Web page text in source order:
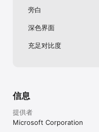
旁白
深色界面
充足对比度
信息
提供者
Microsoft Corporation